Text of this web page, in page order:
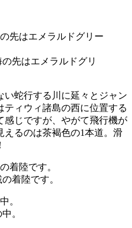
先はエメラルドグリ
い蛇行する川に延々とジャン
ィウィ諸島の西に位置する
感じですが、やがて飛行機が
えるのは茶褐色の1本道。滑
着陸です。
。